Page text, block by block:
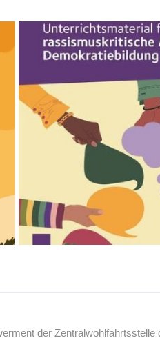
der Zentralwohlfahrtsstelle